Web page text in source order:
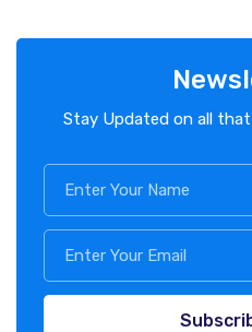
Stay Updated on all